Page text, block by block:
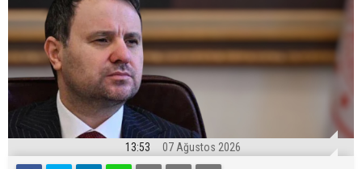
13:53 07 Ağustos 2026